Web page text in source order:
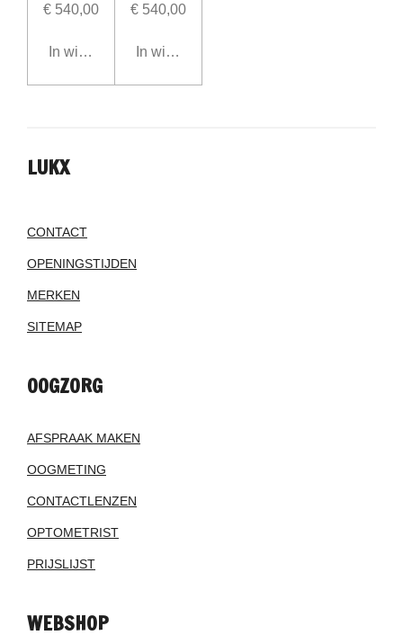
€ 540,00
In winkelwagen
€ 540,00
In winkelwagen
LUKX
CONTACT
OPENINGSTIJDEN
MERKEN
SITEMAP
OOGZORG
AFSPRAAK MAKEN
OOGMETING
CONTACTLENZEN
OPTOMETRIST
PRIJSLIJST
WEBSHOP